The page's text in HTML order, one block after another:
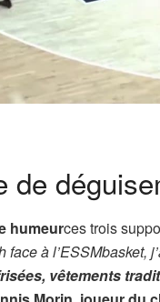
de
humeurces trois
face à l’ESSMbasket,
vêtements